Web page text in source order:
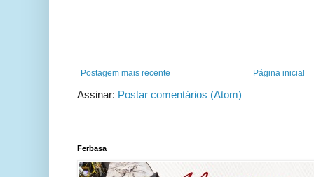
Postagem mais recente Página inicial
Assinar: Postar comentários (Atom)
Ferbasa